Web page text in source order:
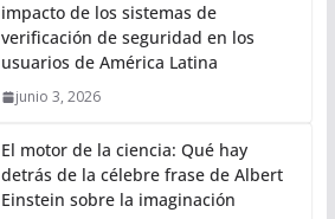
impacto de los sistemas de
verificación de seguridad en los
usuarios de América Latina
junio 3, 2026
El motor de la ciencia: Qué hay
detrás de la célebre frase de Albert
Einstein sobre la imaginación